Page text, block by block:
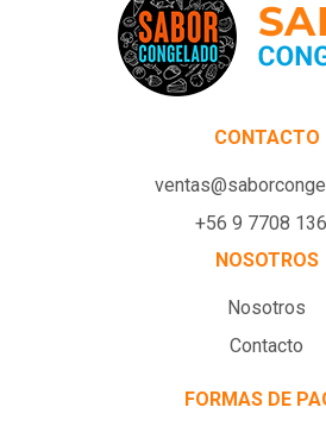
CONTACTO
+56 9 7708
NOSOTROS
Nosotros
Contacto
FORMAS DE